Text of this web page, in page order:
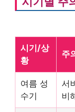
시기/상
황
주
여름 성
수기
서
비